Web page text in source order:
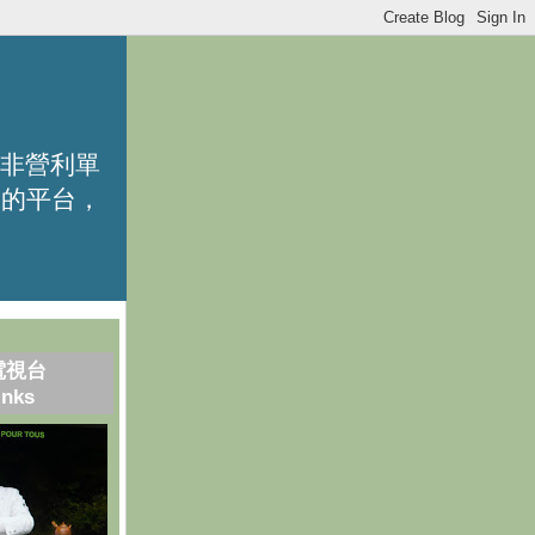
營利單
平台，
視台